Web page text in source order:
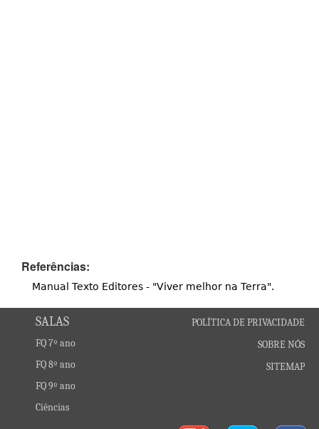
Referências:
Manual Texto Editores - "Viver melhor na Terra".
SALAS
FQ 7º ano
FQ 8º ano
FQ 9º ano
Ciências
POLÍTICA DE PRIVACIDADE
SOBRE NÓS
SITEMAP